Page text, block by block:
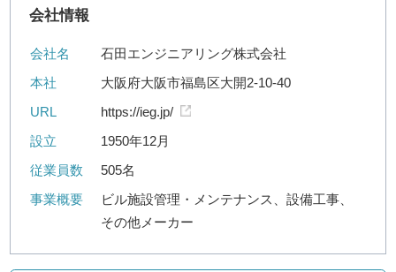
会社情報
会社名
石田エンジニアリング株式会社
本社
大阪府大阪市福島区大開2-10-40
URL
https://ieg.jp/
設立
1950年12月
従業員数
505名
事業概要
ビル施設管理・メンテナンス、設備工事、
その他メーカー